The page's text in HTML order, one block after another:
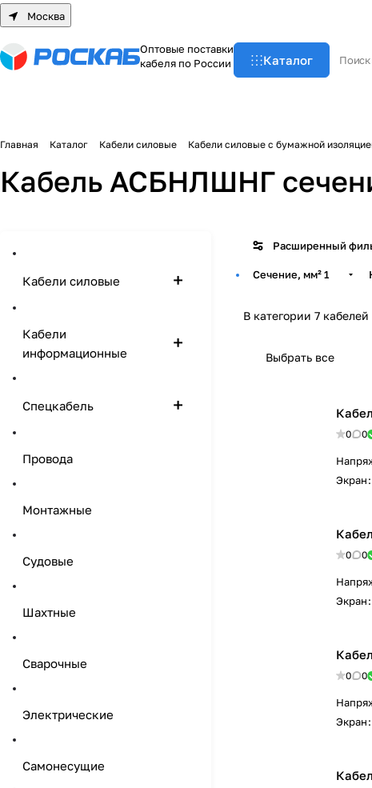
Москва
Оптовые поставки
кабеля по России
Каталог
Главная Каталог Кабели силовые Кабели силовые с бумажной
Кабель АСБНЛШНГ
Расширенный
Сечение, мм²1
В категории 7 кабелей
Выбрать все
0 0
Экран:
0 0
Экран:
0 0
Экран:
Кабели силовые
Кабели
информационные
Спецкабель
Провода
Монтажные
Судовые
Шахтные
Сварочные
Электрические
Самонесущие